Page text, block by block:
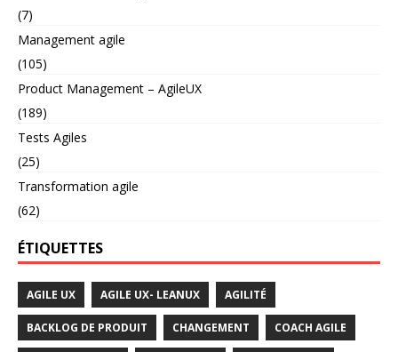
(7)
Management agile
(105)
Product Management – AgileUX
(189)
Tests Agiles
(25)
Transformation agile
(62)
ÉTIQUETTES
AGILE UX AGILE UX- LEANUX AGILITÉ
BACKLOG DE PRODUIT CHANGEMENT COACH AGILE